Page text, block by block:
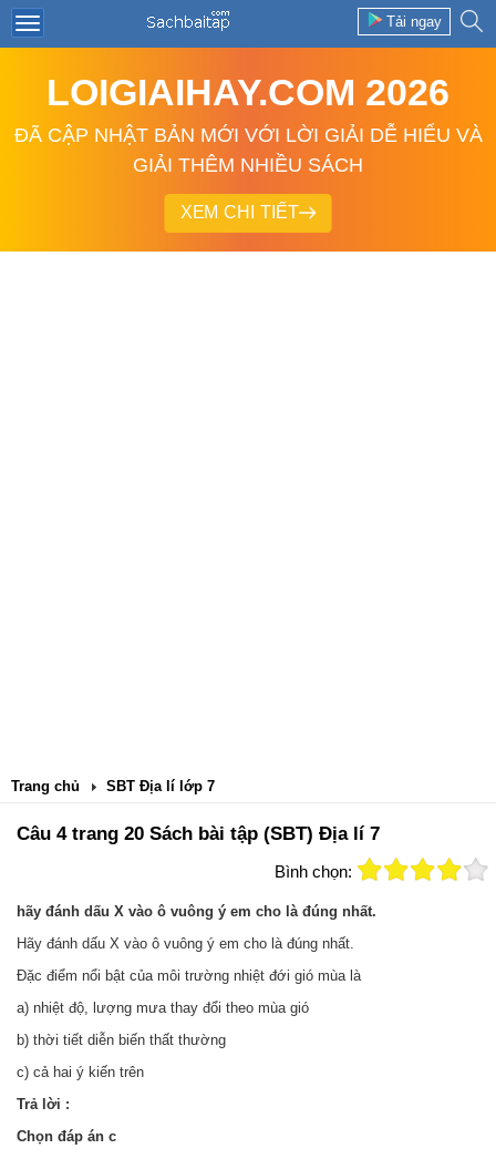
Tải ngay
LOIGIAIHAY.COM 2026
ĐÃ CẬP NHẬT BẢN MỚI VỚI LỜI GIẢI DỄ HIỂU VÀ
GIẢI THÊM NHIỀU SÁCH
XEM CHI TIẾT
Trang chủ SBT Địa lí lớp 7
Câu 4 trang 20 Sách bài tập (SBT) Địa lí 7
Bình chọn:
hãy đánh dấu X vào ô vuông ý em cho là đúng nhất.
Hãy đánh dấu X vào ô vuông ý em cho là đúng nhất.
Đặc điểm nổi bật của môi trường nhiệt đới gió mùa là
a) nhiệt độ, lượng mưa thay đổi theo mùa gió
b) thời tiết diễn biến thất thường
c) cả hai ý kiến trên
Trả lời :
Chọn đáp án c